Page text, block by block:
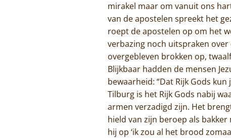
mirakel maar om vanuit ons
van de apostelen spreekt het
roept de apostelen op om het
verbazing noch uitspraken
overgebleven brokken op,
Blijkbaar hadden de mensen
bewaarheid: “Dat Rijk Gods
Tilburg is het Rijk Gods nabij
armen verzadigd zijn. Het
hield van zijn beroep als
hij op ‘ik zou al het brood